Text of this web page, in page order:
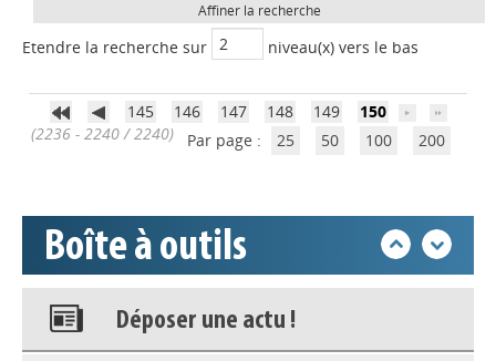
Affiner la recherche
Etendre la recherche sur niveau(x) vers le bas
145 146 147 148 149
150
(2236 - 2240 / 2240)
Par page : 25 50 100 200
Boîte à outils
Accéder à son compte - (Se
déconnecter)
Base documentaire
Appels à projets
Déposer une actu !